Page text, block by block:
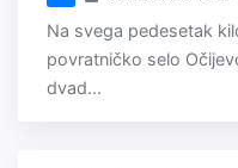
Na svega pedesetak
povratničko selo
dvad...